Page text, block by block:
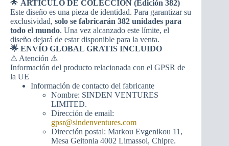
🌟 ARTÍCULO DE COLECCIÓN (Edición 382)
Este diseño es una pieza de identidad. Para garantizar su
exclusividad, solo se fabricarán 382 unidades para
todo el mundo. Una vez alcanzado este límite, el
diseño dejará de estar disponible para la venta.
🌟 ENVÍO GLOBAL GRATIS INCLUIDO
⚠ Atención ⚠
Información del producto relacionada con el GPSR de
la UE
Información de contacto del fabricante
Nombre: SINDEN VENTURES
LIMITED.
Dirección de email:
gpsr@sindenventures.com
Dirección postal: Markou Evgenikou 11,
Mesa Geitonia 4002 Limassol, Chipre.